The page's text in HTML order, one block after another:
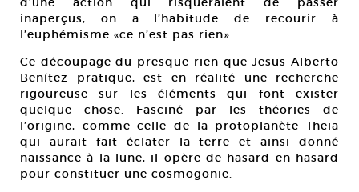
inaperçus, on a l’habitude de recourir à
l’euphémisme «ce n’est pas rien».
Ce découpage du presque rien que Jesus Alberto
Benítez pratique, est en réalité une recherche
rigoureuse sur les éléments qui font exister
quelque chose. Fasciné par les théories de
l’origine, comme celle de la protoplanète Theïa
qui aurait fait éclater la terre et ainsi donné
naissance à la lune, il opère de hasard en hasard
pour constituer une cosmogonie.